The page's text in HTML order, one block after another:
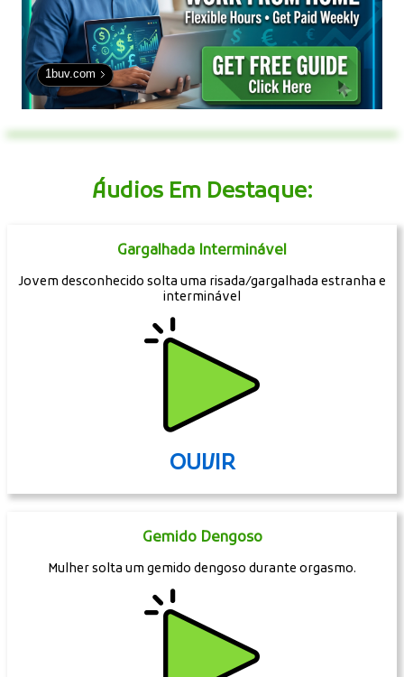
1buv.com
Áudios Em Destaque:
Gargalhada Interminável
Jovem desconhecido solta uma risada/gargalhada estranha e
interminável
OUVIR
Gemido Dengoso
Mulher solta um gemido dengoso durante orgasmo.